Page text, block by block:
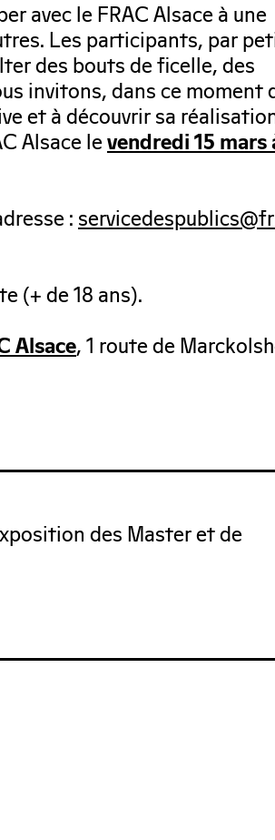
avec le FRAC Alsace à une
Les participants, par
des bouts de ficelle, des
invitons, dans ce moment
et à découvrir sa
Alsace levendredi 15 mars
:
(+ de 18 ans).
Alsace, 1 route de
des Master et de